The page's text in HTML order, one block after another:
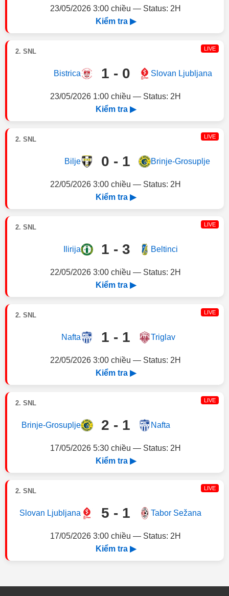
23/05/2026 3:00 chiều — Status: 2H
Kiểm tra ▶
2. SNL LIVE
Bistrica 1 - 0 Slovan Ljubljana
23/05/2026 1:00 chiều — Status: 2H
Kiểm tra ▶
2. SNL LIVE
Bilje 0 - 1 Brinje-Grosuplje
22/05/2026 3:00 chiều — Status: 2H
Kiểm tra ▶
2. SNL LIVE
Ilirija 1 - 3 Beltinci
22/05/2026 3:00 chiều — Status: 2H
Kiểm tra ▶
2. SNL LIVE
Nafta 1 - 1 Triglav
22/05/2026 3:00 chiều — Status: 2H
Kiểm tra ▶
2. SNL LIVE
Brinje-Grosuplje 2 - 1 Nafta
17/05/2026 5:30 chiều — Status: 2H
Kiểm tra ▶
2. SNL LIVE
Slovan Ljubljana 5 - 1 Tabor Sežana
17/05/2026 3:00 chiều — Status: 2H
Kiểm tra ▶